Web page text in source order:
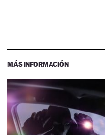
MÁS INFORMACIÓN